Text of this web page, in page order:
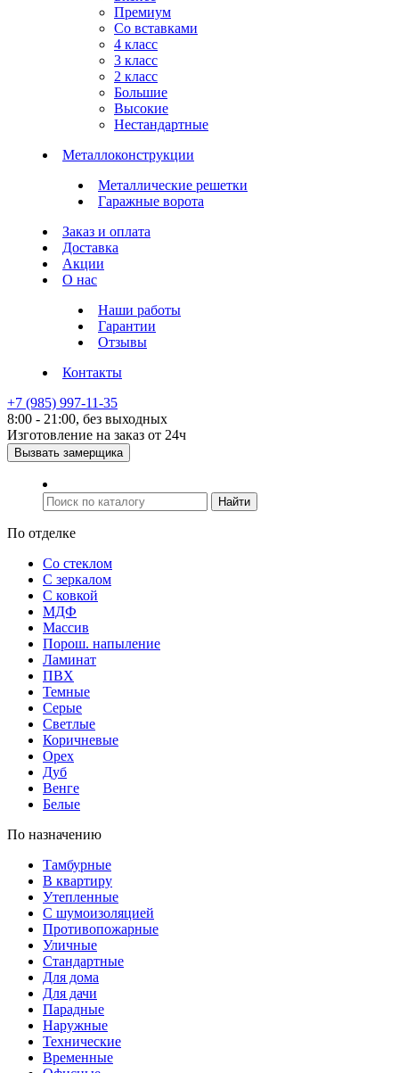
Премиум
Со вставками
4 класс
3 класс
2 класс
Большие
Высокие
Нестандартные
Металлоконструкции
Металлические решетки
Гаражные ворота
Заказ и оплата
Доставка
Акции
О нас
Наши работы
Гарантии
Отзывы
Контакты
+7 (985) 997-11-35
8:00 - 21:00, без выходных
Изготовление на заказ от 24ч
Вызвать замерщика
По отделке
Со стеклом
С зеркалом
С ковкой
МДФ
Массив
Порош. напыление
Ламинат
ПВХ
Темные
Серые
Светлые
Коричневые
Орех
Дуб
Венге
Белые
По назначению
Тамбурные
В квартиру
Утепленные
С шумоизоляцией
Противопожарные
Уличные
Стандартные
Для дома
Для дачи
Парадные
Наружные
Технические
Временные